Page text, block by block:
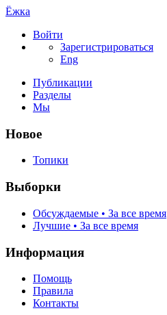
Ёжка
Войти
Зарегистрироваться
Eng
Публикации
Разделы
Мы
Новое
Топики
Выборки
Обсуждаемые • За все время
Лучшие • За все время
Информация
Помощь
Правила
Контакты